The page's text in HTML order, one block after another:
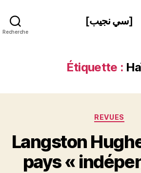
Recherche
[سي نجيب]
Étiquette :
REVUES
Langston
pays «
P
a
S